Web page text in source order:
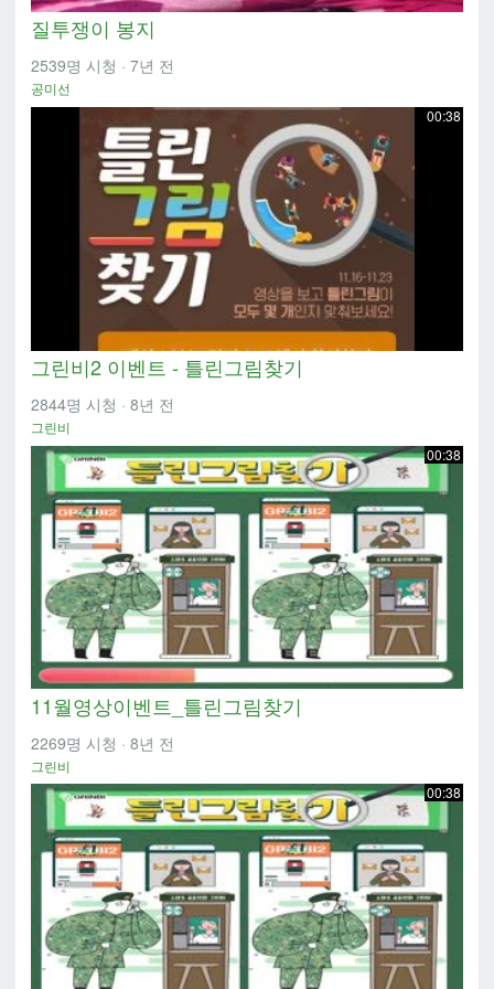
질투쟁이 봉지
2539명 시청 · 7년 전
공미선
00:38
그린비2 이벤트 - 틀린그림찾기
2844명 시청 · 8년 전
그린비
00:38
11월영상이벤트_틀린그림찾기
2269명 시청 · 8년 전
그린비
00:38